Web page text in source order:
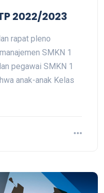
2022/2023
rapat pleno
SMKN 1
pegawai SMKN 1
anak-anak Kelas